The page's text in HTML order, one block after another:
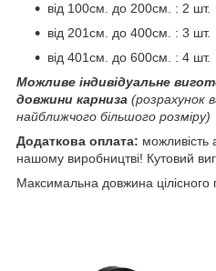
від 100см. до 200см. : 2 шт.
від 201см. до 400см. : 3 шт.
від 401см. до 600см. : 4 шт.
Можливе індивідуальне
довжини карниза (розрахунок
найближчого більшого розміру)
Додаткова оплата: можливість
нашому виробництві! Кутовий
Максимальна довжина